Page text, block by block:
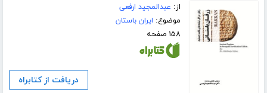
از: عبدالمجید ارفعی
موضوع: ایران باستان
۱۵۸ صفحه
دریافت از کتابراه